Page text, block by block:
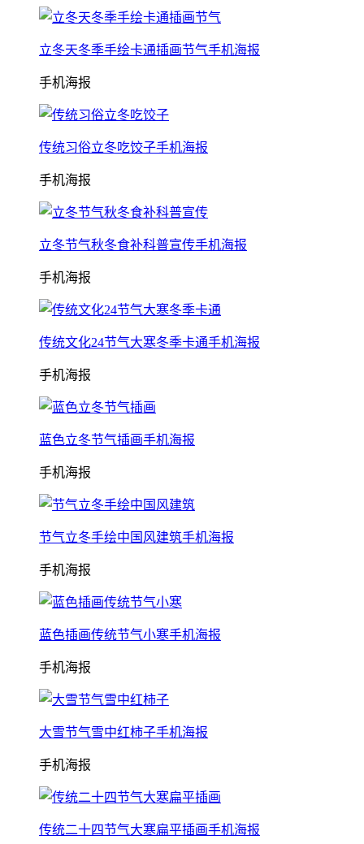
立冬天冬季手绘卡通插画节气手机海报
手机海报
传统习俗立冬吃饺子手机海报
手机海报
立冬节气秋冬食补科普宣传手机海报
手机海报
传统文化24节气大寒冬季卡通手机海报
手机海报
蓝色立冬节气插画手机海报
手机海报
节气立冬手绘中国风建筑手机海报
手机海报
蓝色插画传统节气小寒手机海报
手机海报
大雪节气雪中红柿子手机海报
手机海报
传统二十四节气大寒扁平插画手机海报